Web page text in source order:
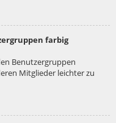
farbig
Benutzergruppen
Mitglieder leichter zu